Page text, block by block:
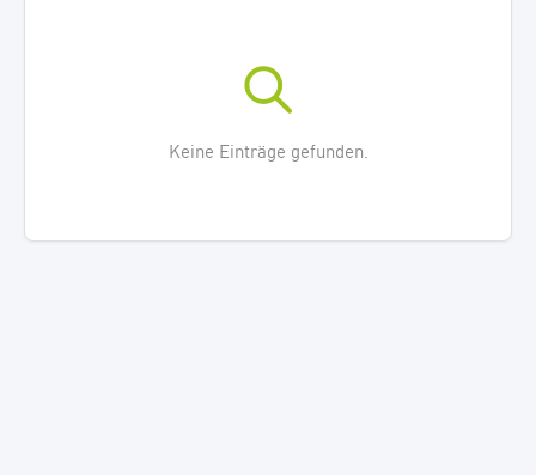
Keine Einträge gefunden.